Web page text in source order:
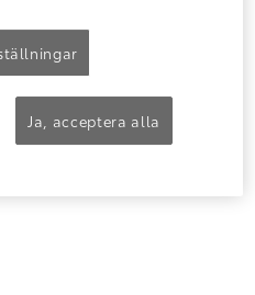
Ja, acceptera alla